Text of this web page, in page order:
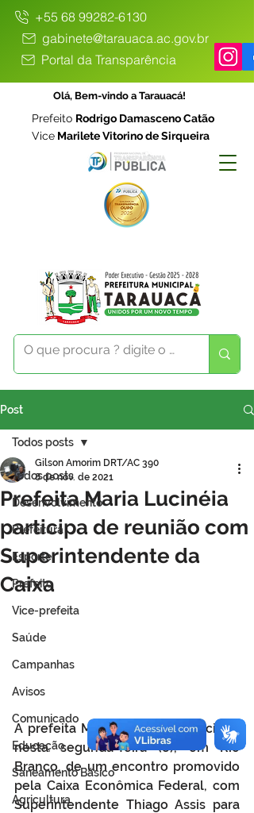
+55 68 99282-6130
gabinete@tarauaca.ac.gov.br
Portal da Transparência
Olá, Bem-vindo a Tarauacá!
Prefeito Rodrigo Damasceno Catão
Vice Marilete Vitorino de Sirqueira
Post
Todos posts
Desenvolvimento
Prefeitura
Esporte
Prefeito
Vice-prefeita
Saúde
Campanhas
Avisos
Comunicado
Educação
Saneamento Básico
Agricultura
Todos posts
Prefeita Maria Lucinéia
participa de reunião com
Superintendente da
Caixa
Gilson Amorim DRT/AC 390
8 de nov. de 2021
A prefeita Maria Lucinéia, participou
nesta segunda-feira (8), em Rio
Branco, de um encontro promovido
pela Caixa Econômica Federal, com
Superintendente Thiago Assis para